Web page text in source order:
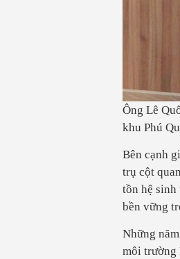
Ông Lê
khu Phú
Bên cạnh
trụ cột
tồn hệ sinh
bền vững
Những
môi trường